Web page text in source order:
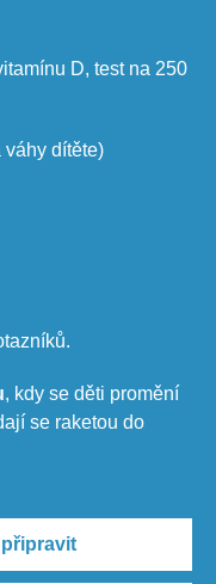
D, test na 250
váhy dítěte)
, kdy se děti promění
se raketou do